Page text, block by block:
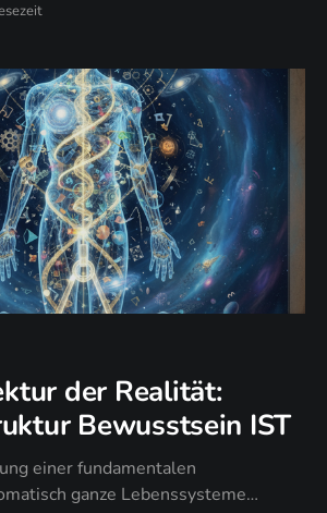
der Realität:
Bewusstsein IST
einer fundamentalen
ganze Lebenssysteme